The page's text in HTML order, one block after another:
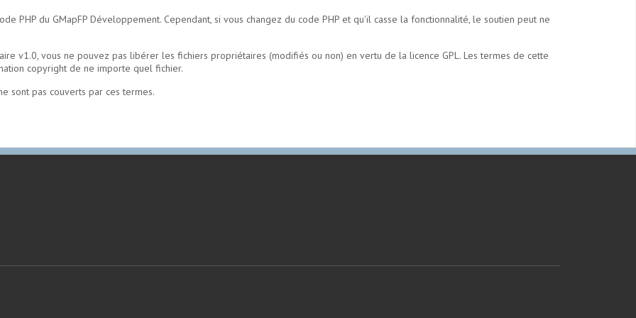
PHP du GMapFP Développement. Cependant, si vous changez du code PHP et qu'il casse la fonctionnalité, le soutien peut ne
v1.0, vous ne pouvez pas libérer les fichiers propriétaires (modifiés ou non) en vertu de la licence GPL. Les termes de cette
copyright de ne importe quel fichier.
sont pas couverts par ces termes.